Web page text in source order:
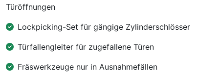
Türöffnungen
Lockpicking-Set für gängige Zylinderschlösser
Türfallengleiter für zugefallene Türen
Fräswerkzeuge nur in Ausnahmefällen